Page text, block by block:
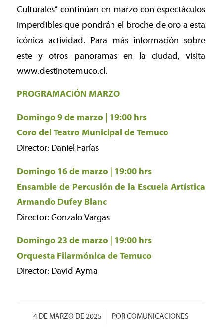
Culturales” continúan en marzo con espectáculos
imperdibles que pondrán el broche de oro a esta
icónica actividad. Para más información sobre
este y otros panoramas en la ciudad, visita
www.destinotemuco.cl.
PROGRAMACIÓN MARZO
Domingo 9 de marzo | 19:00 hrs
Coro del Teatro Municipal de Temuco
Director: Daniel Farías
Domingo 16 de marzo | 19:00 hrs
Ensamble de Percusión de la Escuela Artística
Armando Dufey Blanc
Director: Gonzalo Vargas
Domingo 23 de marzo | 19:00 hrs
Orquesta Filarmónica de Temuco
Director: David Ayma
4 DE MARZO DE 2025
/ PORCOMUNICACIONES